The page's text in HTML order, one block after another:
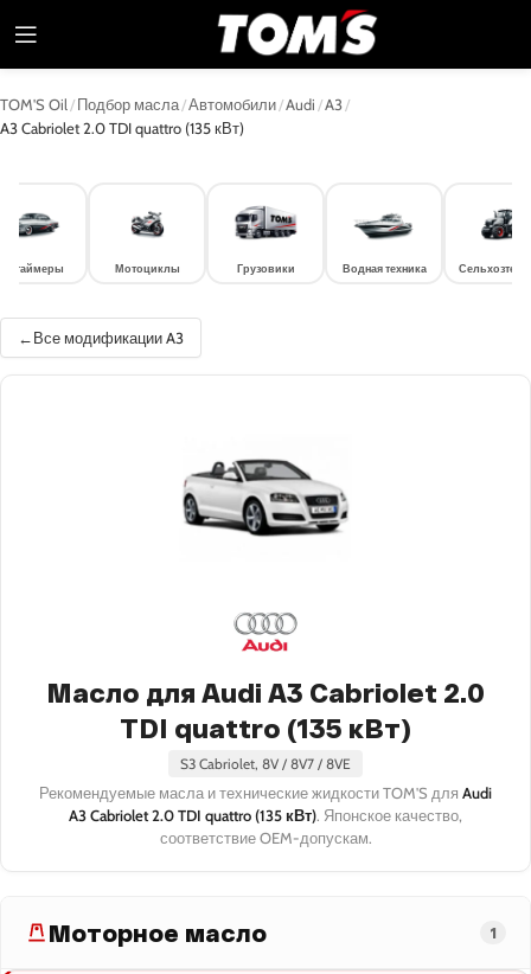
TOM'S Oil /Подбор масла/Автомобили/Audi /A3/
A3 Cabriolet 2.0 TDI quattro (135 кВт)
Мотоциклы Грузовики Водная техника
Все модификации A3
Масло для Audi A3 Cabriolet 2.0
TDI quattro (135 кВт)
S3 Cabriolet, 8V / 8V7 / 8VE
Рекомендуемые масла и технические жидкости TOM'S для Audi
A3 Cabriolet 2.0 TDI quattro (135 кВт). Японское качество,
соответствие OEM-допускам.
Моторное масло 1